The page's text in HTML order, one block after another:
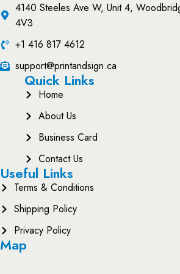
4140 Steeles Ave W, Unit 4,
4V3
+1 416 817 4612
support@printandsign.ca
Quick Links
Home
About Us
Business Card
Contact Us
Useful Links
Terms & Conditions
Shipping Policy
Privacy Policy
Map